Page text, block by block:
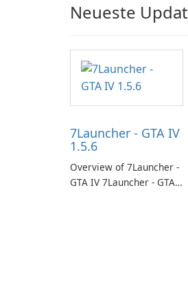
Neueste
7Launcher - GTA IV
1.5.6
Overview of 7Launcher -
GTA IV 7Launcher - GTA